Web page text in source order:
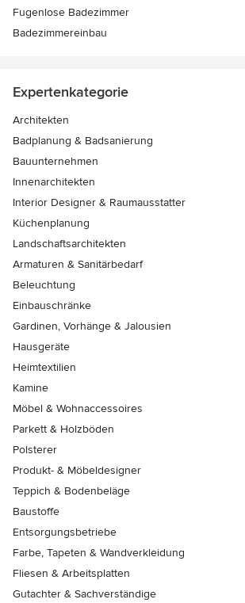
Fugenlose Badezimmer
Badezimmereinbau
Expertenkategorie
Architekten
Badplanung & Badsanierung
Bauunternehmen
Innenarchitekten
Interior Designer & Raumausstatter
Küchenplanung
Landschaftsarchitekten
Armaturen & Sanitärbedarf
Beleuchtung
Einbauschränke
Gardinen, Vorhänge & Jalousien
Hausgeräte
Heimtextilien
Kamine
Möbel & Wohnaccessoires
Parkett & Holzböden
Polsterer
Produkt- & Möbeldesigner
Teppich & Bodenbeläge
Baustoffe
Entsorgungsbetriebe
Farbe, Tapeten & Wandverkleidung
Fliesen & Arbeitsplatten
Gutachter & Sachverständige